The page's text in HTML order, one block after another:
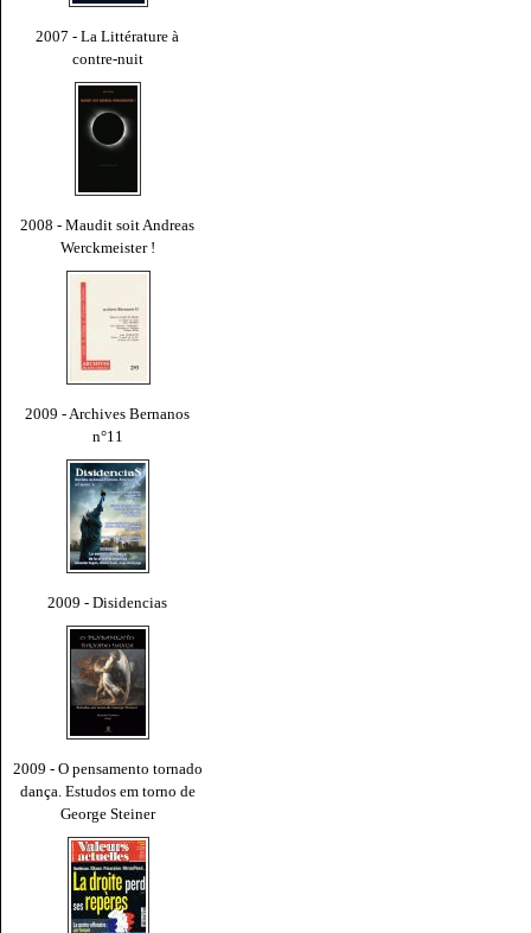
2007 - La Littérature à
contre-nuit
2008 - Maudit soit Andreas
Werckmeister !
2009 - Archives Bernanos
n°11
2009 - Disidencias
2009 - O pensamento tornado
dança. Estudos em torno de
George Steiner